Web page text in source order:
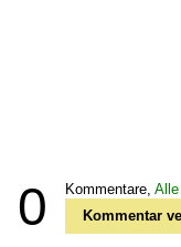
0 Kommentare,
Kommentar